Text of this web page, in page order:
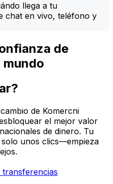
llega a tu
chat en vivo, teléfono y
de
mundo
de Komercni
el mejor valor
de dinero. Tu
unos clics—empieza